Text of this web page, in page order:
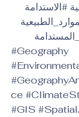
#الاستدامة
#Geography
ce
#GIS